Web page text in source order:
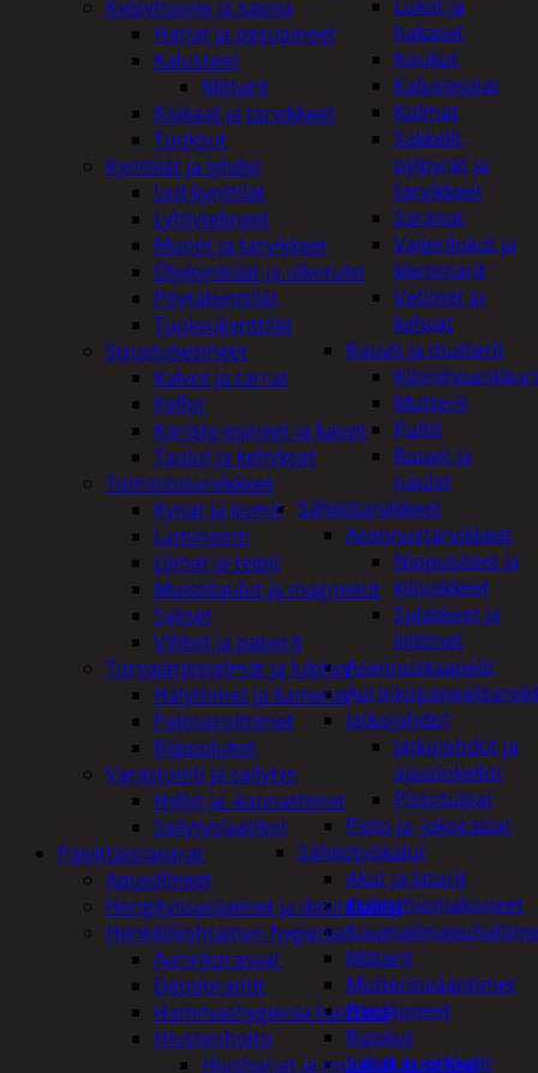
Lukot ja
hakaset
Koukut
Kalustejalat
Kulmat
Sakkelit,
pylpyrät ja
tarvikkeet
Saranat
Vaijerilukot ja
klemmarit
Vetimet ja
kahvat
Ruuvit ja mutterit
Mutterit
Pultit
Ruuvit ja
naulat
Sähkötarvikkeet
Asennustarvikkeet
Nippusiteet ja
kiinnikkeet
Sulakkeet ja
liittimet
Asennuskaapelit
Jatkojohdot
Jatkojohdot ja
ajastinkellot
Pistotulpat
Pisto ja -jakorasiat
Sähkötyökalut
Akut ja laturit
Kulmahiomakoneet
Mittarit
Mutterinvääntimet
Porakoneet
Ruiskut
Sahat ja sirkkelit
Kylpyhuone ja sauna
Harjat ja pesuaineet
Kalusteet
Mittarit
Kiukaat ja tarvikkeet
Tuoksut
Kynttilät ja lyhdyt
Led-kynttilät
Lyhtytelineet
Muotit ja tarvikkeet
Öljykynttilät ja ulkotulet
Pöytäkynttilät
Tuoksukynttilät
Sisustusesineet
Kalvot ja tarrat
Kellot
Koriste-esineet ja kasvit
Taulut ja kehykset
Toimistotarvikkeet
Kynät ja kumit
Laminointi
Liimat ja teipit
Muistitaulut ja magneetit
Sakset
Vihkot ja paperit
Turvajärjestelmät ja lukitus
Hälyttimet ja kamerat
Palovaroittimet
Riippulukot
Varastointi ja säilytys
Hyllyt ja -kannattimet
Säilytyslaatikot
Päivittäistavarat
Apuvälineet
Hengityssuojaimet ja desinfiointi
Henkilökohtainen hygienia
Aurinkorasvat
Deodorantit
Hammashygienia tuotteet
Hiustenhoito
Hiusharjat ja muotoilutuotteet